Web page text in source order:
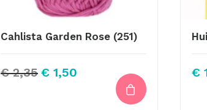
Cahlista Garden Rose (251)
€2,35 Oorspronkelijke
€ 1,50 €